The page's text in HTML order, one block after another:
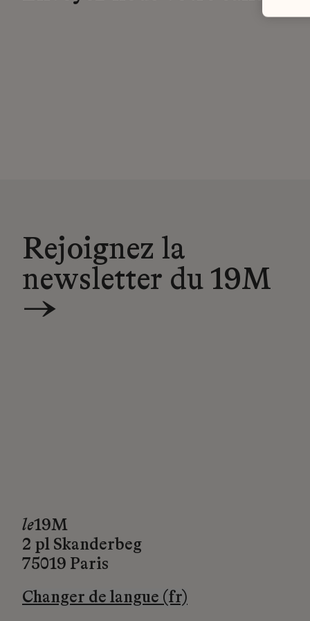
Rejoignez la
newsletter du 19M
→
le19M
2 pl Skanderbeg
75019 Paris
Changer de langue (fr)